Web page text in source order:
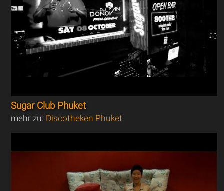
Sugar Club Phuket
mehr zu: Discotheken Phuket